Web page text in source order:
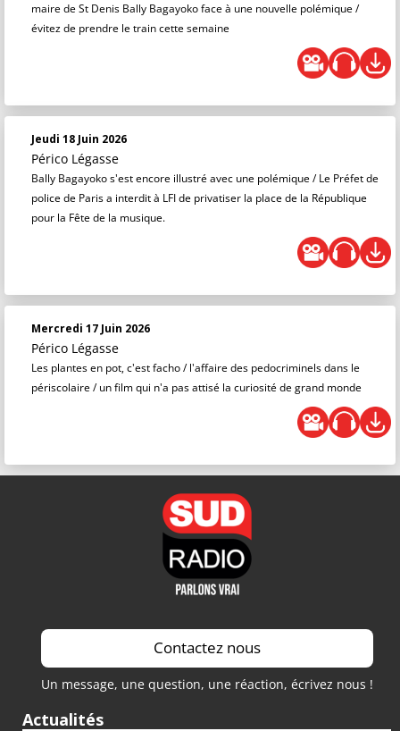
maire de St Denis Bally Bagayoko face à une nouvelle polémique /
évitez de prendre le train cette semaine
Jeudi 18 Juin 2026
Périco Légasse
Bally Bagayoko s'est encore illustré avec une polémique / Le Préfet de
police de Paris a interdit à LFI de privatiser la place de la République
pour la Fête de la musique.
Mercredi 17 Juin 2026
Périco Légasse
Les plantes en pot, c'est facho / l'affaire des pedocriminels dans le
périscolaire / un film qui n'a pas attisé la curiosité de grand monde
Contactez nous
Un message, une question, une réaction, écrivez nous !
Actualités